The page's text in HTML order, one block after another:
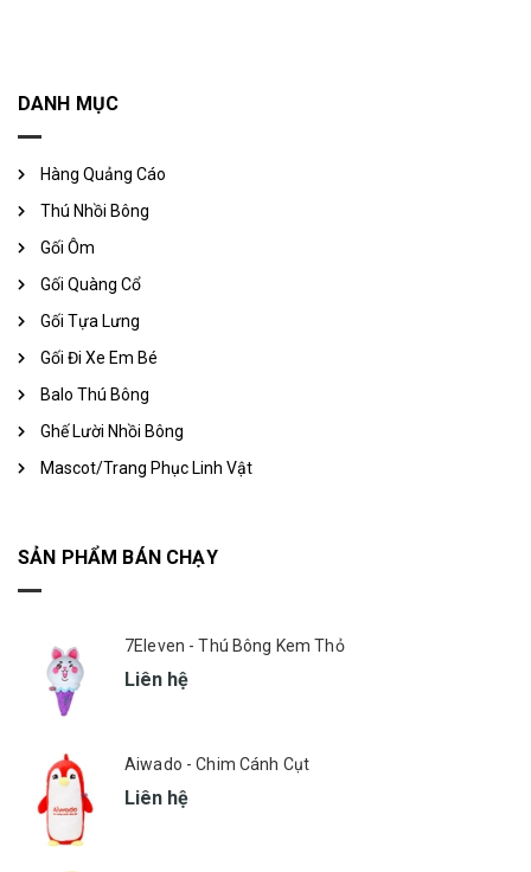
DANH MỤC
Hàng Quảng Cáo
Thú Nhồi Bông
Gối Ôm
Gối Quàng Cổ
Gối Tựa Lưng
Gối Đi Xe Em Bé
Balo Thú Bông
Ghế Lười Nhồi Bông
Mascot/Trang Phục Linh Vật
SẢN PHẨM BÁN CHẠY
7Eleven - Thú Bông Kem Thỏ
Liên hệ
Aiwado - Chim Cánh Cụt
Liên hệ